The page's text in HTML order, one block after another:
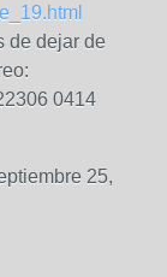
de dejar de
0414
25,